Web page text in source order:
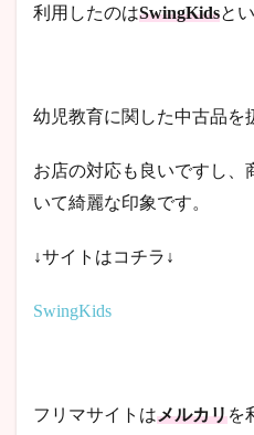
利用したのはSwingKidsと
幼児教育に関した中古品を
お店の対応も良いですし、
いて綺麗な印象です。
↓サイトはコチラ↓
SwingKids
フリマサイトはメルカリを